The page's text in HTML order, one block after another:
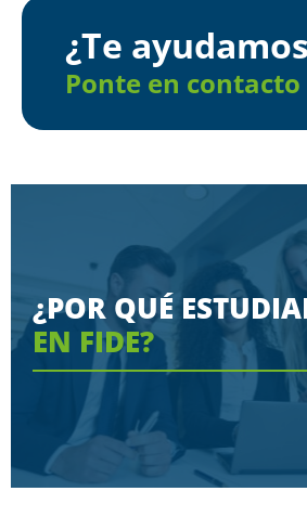
¿Te
Ponte en
¿POR QUÉ
EN FIDE?